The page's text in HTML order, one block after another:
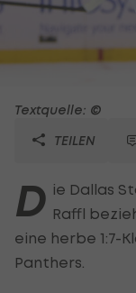
Textquelle: ©
TEILEN
D ie Dallas
Raffl
eine herbe 1:7-
Panthers.